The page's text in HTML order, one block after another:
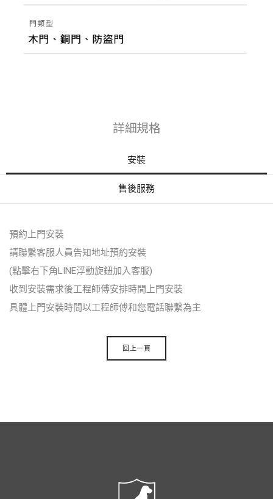
詳細規格
安裝
售後服務
預約上門安裝
請聯繫客服人員告知地址預約安裝
(點擊右下角LINE浮動旋鈕加入客服)
收到安裝需求後工程師傅安排時間上門安裝
具體上門安裝時間以工程師傅和您電話聯繫為主
回上一頁